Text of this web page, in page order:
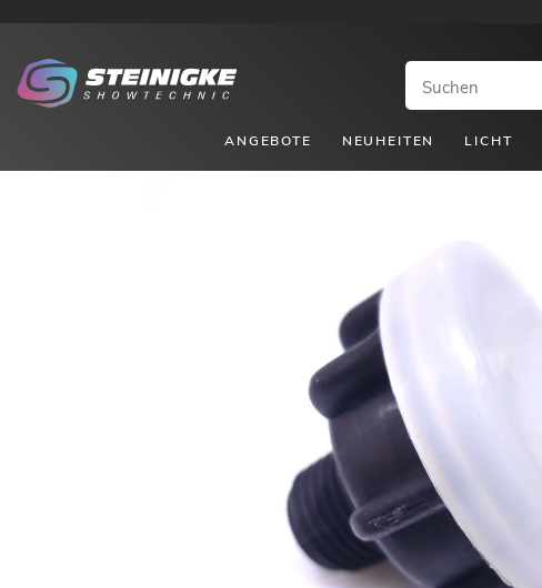
ANGEBOTE NEUHEITEN LICHT